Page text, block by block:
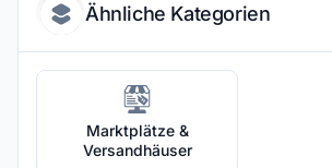
Ähnliche Kategorien
Marktplätze &
Versandhäuser